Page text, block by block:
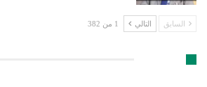
السابق التالي 1 من 382